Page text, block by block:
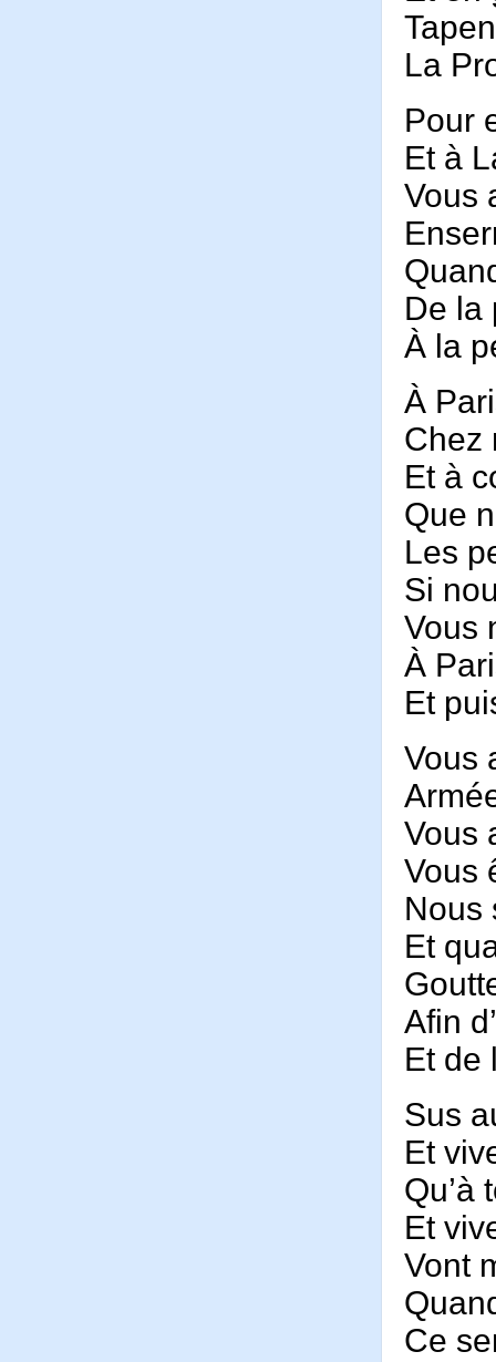
La
Pour
Et à
Vous
De la
À la
À
Chez
Et à
Que
Les
Si
Vous
À
Et
Vous
Vous
Vous
Nous
Et
Afin
Et de
Sus
Et
Qu’à
Et
Vont
Ce